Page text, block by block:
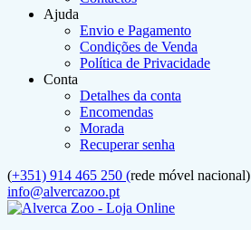
Ajuda
Envio e Pagamento
Condições de Venda
Política de Privacidade
Conta
Detalhes da conta
Encomendas
Morada
Recuperar senha
(+351) 914 465 250 (rede móvel nacional)
info@alvercazoo.pt